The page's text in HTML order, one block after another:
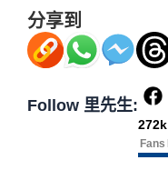
分享到
Follow 里先生:
272k
Fans